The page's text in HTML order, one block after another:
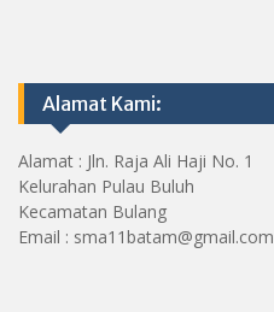
Alamat Kami:
Alamat : Jln. Raja Ali Haji No. 1
Kelurahan Pulau Buluh
Kecamatan Bulang
Email : sma11batam@gmail.com